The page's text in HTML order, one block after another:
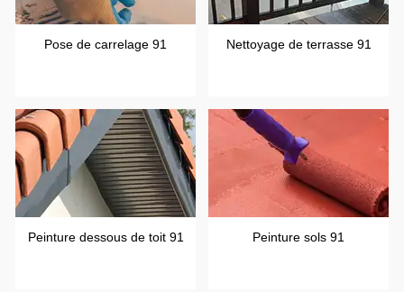
Pose de carrelage 91 Nettoyage de terrasse 91
Peinture dessous de toit 91 Peinture sols 91